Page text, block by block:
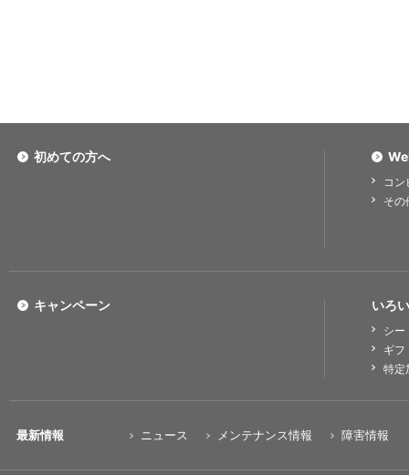
初めての方へ
コ
その
いろ
シー
ギフ
特定
キャンペーン
最新情報 ニュース メンテナンス情報 障害情報